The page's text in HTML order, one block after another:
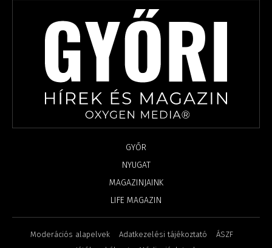
GYŐR
NYUGAT
MAGAZINJAINK
LIFE MAGAZIN
Moderációs alapelvek Adatkezelési tájékoztató
ÁSZF